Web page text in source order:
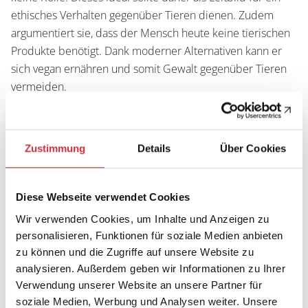
Zustimmung Details Über Cookies
Diese Webseite verwendet Cookies
Wir verwenden Cookies, um Inhalte und Anzeigen zu
personalisieren, Funktionen für soziale Medien anbieten
zu können und die Zugriffe auf unsere Website zu
analysieren. Außerdem geben wir Informationen zu Ihrer
Verwendung unserer Website an unsere Partner für
soziale Medien, Werbung und Analysen weiter. Unsere
ethisches Verhalten gegenüber Tieren dienen. Zudem
argumentiert sie, dass der Mensch heute keine tierischen
Produkte benötigt. Dank moderner Alternativen kann er
sich vegan ernähren und somit Gewalt gegenüber Tieren
vermeiden.
Zusätzlich geht Käfer auf die historische und kritische
Lektüre der Bibel ein. Das Gebot, die Erde zu „bebauen
und zu bewahren“, ist nicht als Freibrief für die
den Planeten vor unserer eigenen Ausbeutung schützen.
Der Begriff „Mitwelt“, den Käfer verwendet, positioniert
den Menschen als Teil der Natur und nicht als deren
Beherrscher.
Ein zentraler Punkt des Interviews ist die Forderung nach